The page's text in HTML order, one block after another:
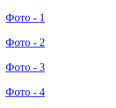
Фото - 1
Фото - 2
Фото - 3
Фото - 4